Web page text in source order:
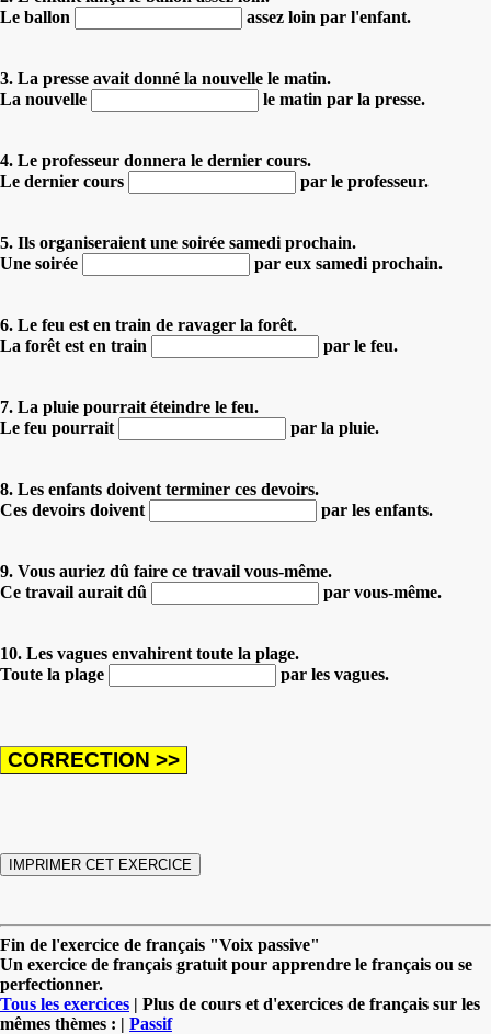
Le ballon
assez loin par l'enfant.
3. La presse avait donné la nouvelle le matin.
La nouvelle
le matin par la presse.
4. Le professeur donnera le dernier cours.
Le dernier cours
par le professeur.
5. Ils organiseraient une soirée samedi prochain.
Une soirée
par eux samedi prochain.
6. Le feu est en train de ravager la forêt.
La forêt est en train
par le feu.
7. La pluie pourrait éteindre le feu.
Le feu pourrait
par la pluie.
8. Les enfants doivent terminer ces devoirs.
Ces devoirs doivent
par les enfants.
9. Vous auriez dû faire ce travail vous-même.
Ce travail aurait dû
par vous-même.
10. Les vagues envahirent toute la plage.
Toute la plage
par les vagues.
Fin de l'exercice de français "Voix passive"
Un exercice de français gratuit pour apprendre le français ou se
perfectionner.
Tous les exercices | Plus de cours et d'exercices de français sur les
mêmes thèmes : | Passif